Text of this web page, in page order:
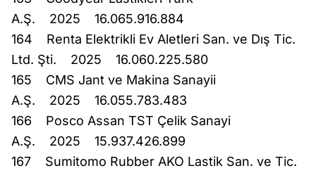
A.Ş. 2025 16.065.916.884
164 Renta Elektrikli Ev Aletleri San. ve Dış Tic.
Ltd. Şti. 2025 16.060.225.580
165 CMS Jant ve Makina Sanayii
A.Ş. 2025 16.055.783.483
166 Posco Assan TST Çelik Sanayi
A.Ş. 2025 15.937.426.899
167 Sumitomo Rubber AKO Lastik San. ve Tic.